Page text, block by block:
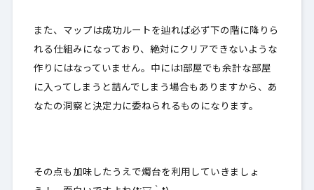
また、マップは成功ルートを辿れば必ず下の階に降りら
れる仕組みになっており、 絶対にクリアできないような
作りにはなっていません。中には1部屋でも余計な部屋
に入ってしまうと詰んでしまう場合もありますから、あ
なたの洞察と決定力に委ねられるものになります。
その点も加味したうえで燭台を利用していきましょ